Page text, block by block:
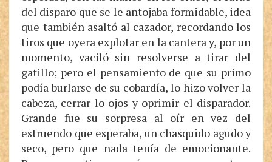
del disparo que se le antojaba formidable, idea
que también asaltó al cazador, recordando los
tiros que oyera explotar en la cantera y, por un
momento, vaciló sin resolverse a tirar del
gatillo; pero el pensamiento de que su primo
podía burlarse de su cobardía, lo hizo volver la
cabeza, cerrar lo ojos y oprimir el disparador.
Grande fue su sorpresa al oír en vez del
estruendo que esperaba, un chasquido agudo y
seco, pero que nada tenía de emocionante.